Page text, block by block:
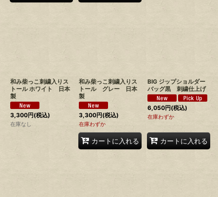
和み柴っこ刺繍入りス
トール ホワイト 日本
製
3,300円(税込)
在庫なし
和み柴っこ刺繍入りス
トール グレー 日本
製
3,300円(税込)
在庫わずか
カートに入れる
BIG ジップショルダー
バッグ黒 刺繍仕上げ
6,050円(税込)
在庫わずか
カートに入れる